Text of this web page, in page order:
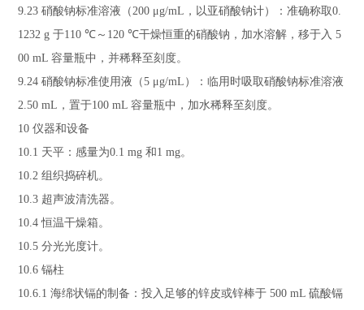
9.23硝酸钠标准溶液（200 μg/mL ，以亚硝酸钠计）：准确称取0.
1232 g 于110℃ ～ 120℃干燥恒重的硝酸钠，加水溶解，移于入5
00 mL容量瓶中，并稀释至刻度。
9.24硝酸钠标准使用液（5 μg/mL ）：临用时吸取硝酸钠标准溶液
2.50 mL ，置于100 mL容量瓶中，加水稀释至刻度。
10仪器和设备
10.1 天平：感量为0.1 mg和 1 mg。
10.2组织捣碎机。
10.3 超声波清洗器。
10.4恒温干燥箱。
10.5分光光度计。
10.6镉柱
10.6.1 海绵状镉的制备：投入足够的锌皮或锌棒于500 mL硫酸镉